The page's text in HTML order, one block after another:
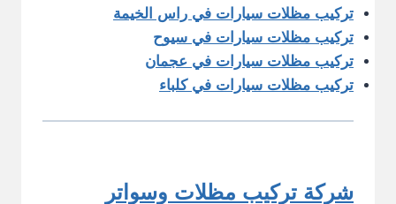
تركيب مظلات سيارات في راس الخيمة
تركيب مظلات سيارات في سيوح
تركيب مظلات سيارات في عجمان
تركيب مظلات سيارات في كلباء
شركة تركيب مظلات وسواتر